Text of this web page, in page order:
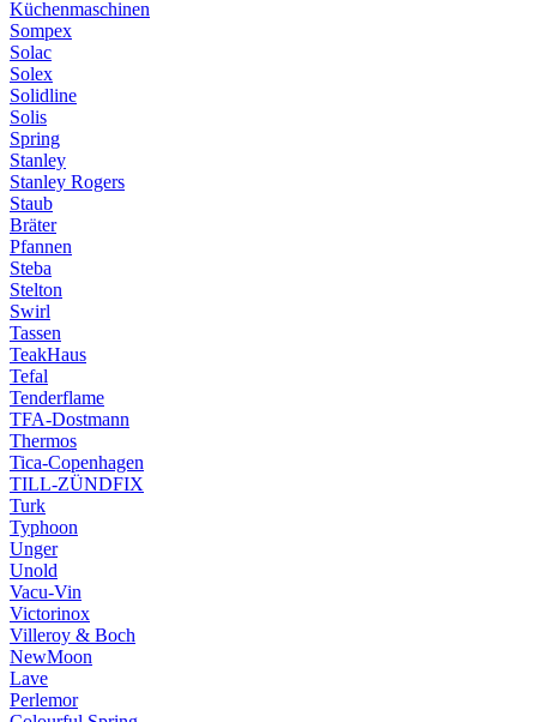
Küchenmaschinen
Sompex
Solac
Solex
Solidline
Solis
Spring
Stanley
Stanley Rogers
Staub
Bräter
Pfannen
Steba
Stelton
Swirl
Tassen
TeakHaus
Tefal
Tenderflame
TFA-Dostmann
Thermos
Tica-Copenhagen
TILL-ZÜNDFIX
Turk
Typhoon
Unger
Unold
Vacu-Vin
Victorinox
Villeroy & Boch
NewMoon
Lave
Perlemor